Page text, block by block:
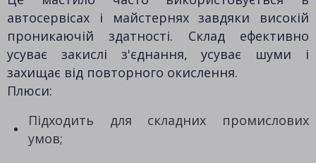
автосервісах і майстернях завдяки високій
проникаючій здатності. Склад ефективно
усуває закислі з'єднання, усуває шуми і
захищає від повторного окислення.
Плюси:
Підходить для складних промислових
умов;